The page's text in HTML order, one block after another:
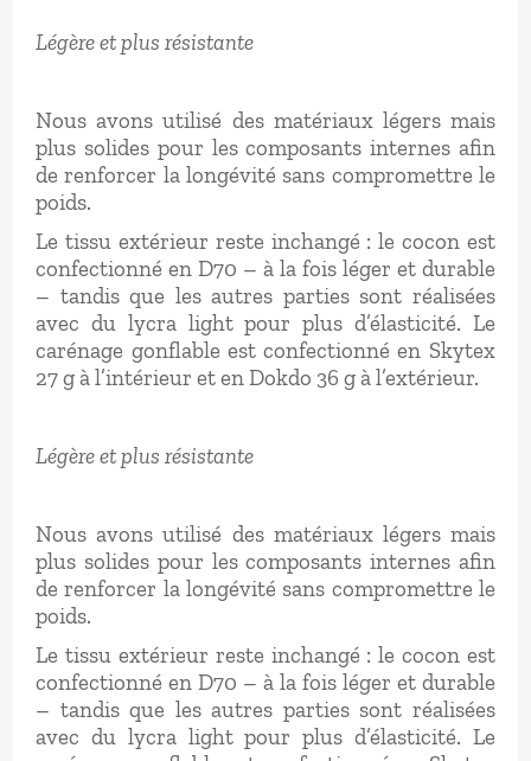
Légère et plus résistante
Nous avons utilisé des matériaux légers mais
plus solides pour les composants internes afin
de renforcer la longévité sans compromettre le
poids.
Le tissu extérieur reste inchangé : le cocon est
confectionné en D70 – à la fois léger et durable
– tandis que les autres parties sont réalisées
avec du lycra light pour plus d’élasticité. Le
carénage gonflable est confectionné en Skytex
27 g à l’intérieur et en Dokdo 36 g à l’extérieur.
Légère et plus résistante
Nous avons utilisé des matériaux légers mais
plus solides pour les composants internes afin
de renforcer la longévité sans compromettre le
poids.
Le tissu extérieur reste inchangé : le cocon est
confectionné en D70 – à la fois léger et durable
– tandis que les autres parties sont réalisées
avec du lycra light pour plus d’élasticité. Le